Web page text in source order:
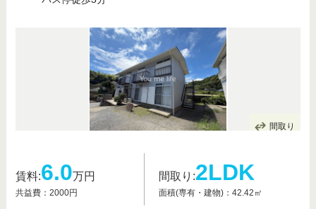
間取り
賃料:6.0万円
共益費：2000円
間取り:2LDK
面積(専有・建物)：42.42㎡